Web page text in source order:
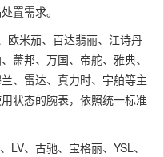
置需求。
米茄、百达翡丽、江诗丹
萧邦、万国、帝舵、雅典、
、雷达、真力时、宇舶等主
状态的腕表，依照统一标准
、古驰、宝格丽、YSL、